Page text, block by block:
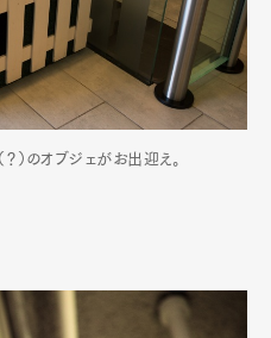
）のオブジェがお出迎え。